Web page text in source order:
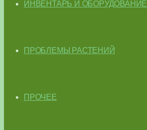
ИНВЕНТАРЬ И ОБОРУДОВАНИЕ
ПРОБЛЕМЫ РАСТЕНИЙ
ПРОЧЕЕ